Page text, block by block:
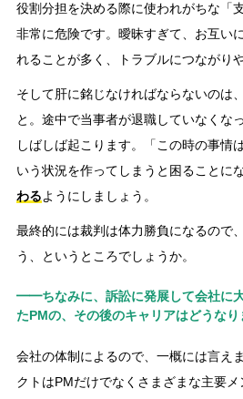
役割分担を決める際に使われがちな「
非常に危険です。曖昧すぎて、お互い
れることが多く、トラブルにつながり
そして肝に銘じなければならないのは
と。途中で当事者が退職していなくな
しばしば起こります。「この時の事情
いう状況を作ってしまうと困ることに
わるようにしましょう。
最終的には裁判は体力勝負になるので
う、というところでしょうか。
━━ちなみに、訴訟に発展して会社に
たPMの、その後のキャリアはどうなり
会社の体制によるので、一概には言え
クトはPMだけでなくさまざまな主要